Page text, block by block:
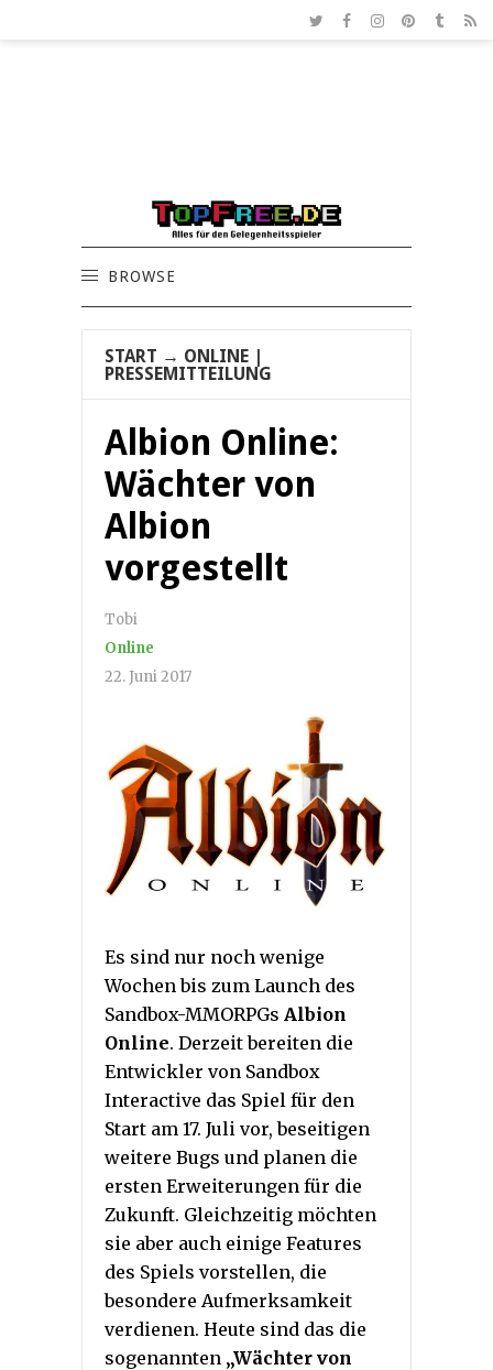
BROWSE
START → ONLINE
PRESSEMITTEILUNG
Albion Online:
Wächter von
Albion
vorgestellt
Tobi
Online
22. Juni 2017
Es sind nur noch wenige
Wochen bis zum Launch des
Sandbox-MMORPGs Albion
Online. Derzeit bereiten die
Entwickler von Sandbox
Interactive das Spiel für den
Start am 17. Juli vor, beseitigen
weitere Bugs und planen die
ersten Erweiterungen für die
Zukunft. Gleichzeitig möchten
sie aber auch einige Features
des Spiels vorstellen, die
besondere Aufmerksamkeit
verdienen. Heute sind das die
sogenannten „Wächter von